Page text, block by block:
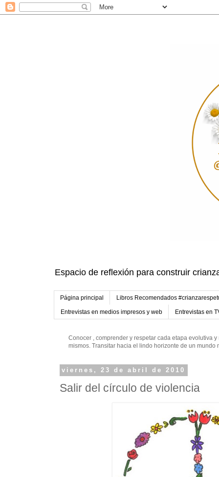
Espacio de reflexión para construir
Página principal Libros Recomendados
Entrevistas en medios impresos y web Entrevistas en
Conocer , comprender y respetar cada etapa evolutiva
mismos. Transitar hacia el lindo horizonte de un mundo
viernes, 23 de abril de 2010
Salir del círculo de violencia